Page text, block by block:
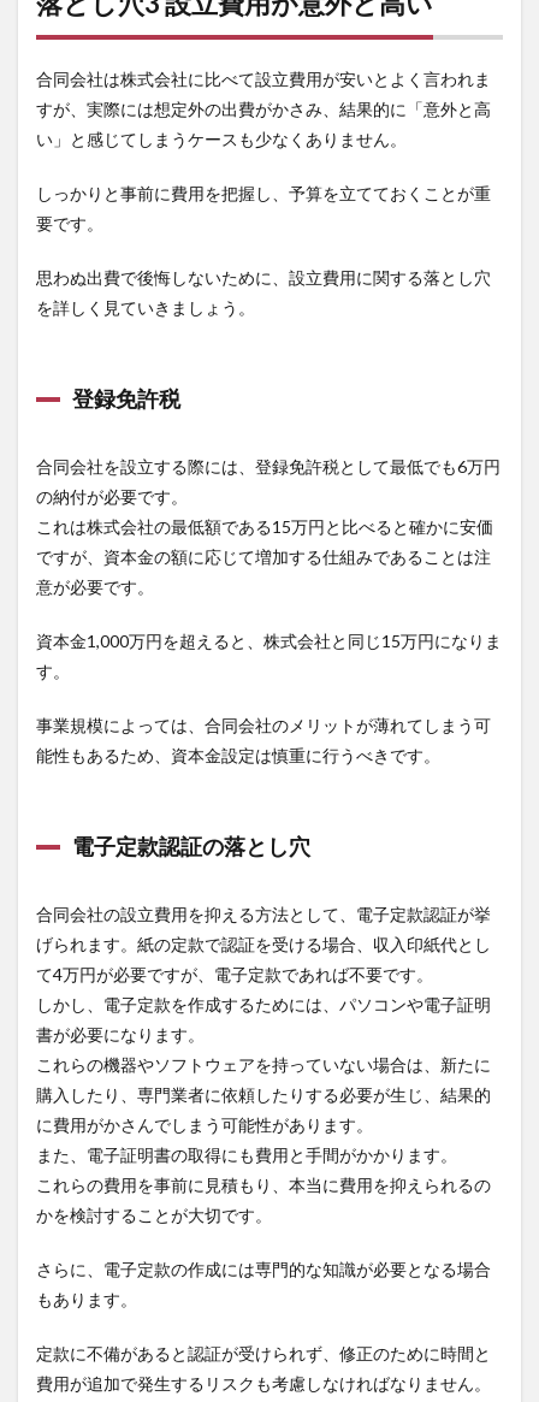
合同会社は株式会社に比べて設立費用が安いとよく言われま
すが、実際には想定外の出費がかさみ、結果的に「意外と高
い」と感じてしまうケースも少なくありません。
しっかりと事前に費用を把握し、予算を立てておくことが重
要です。
思わぬ出費で後悔しないために、設立費用に関する落とし穴
を詳しく見ていきましょう。
登録免許税
合同会社を設立する際には、登録免許税として最低でも6万円
の納付が必要です。
これは株式会社の最低額である15万円と比べると確かに安価
ですが、資本金の額に応じて増加する仕組みであることは注
意が必要です。
資本金1,000万円を超えると、株式会社と同じ15万円になりま
す。
事業規模によっては、合同会社のメリットが薄れてしまう可
能性もあるため、資本金設定は慎重に行うべきです。
電子定款認証の落とし穴
合同会社の設立費用を抑える方法として、電子定款認証が挙
げられます。紙の定款で認証を受ける場合、収入印紙代とし
て4万円が必要ですが、電子定款であれば不要です。
しかし、電子定款を作成するためには、パソコンや電子証明
書が必要になります。
これらの機器やソフトウェアを持っていない場合は、新たに
購入したり、専門業者に依頼したりする必要が生じ、結果的
に費用がかさんでしまう可能性があります。
また、電子証明書の取得にも費用と手間がかかります。
これらの費用を事前に見積もり、本当に費用を抑えられるの
かを検討することが大切です。
さらに、電子定款の作成には専門的な知識が必要となる場合
もあります。
定款に不備があると認証が受けられず、修正のために時間と
費用が追加で発生するリスクも考慮しなければなりません。